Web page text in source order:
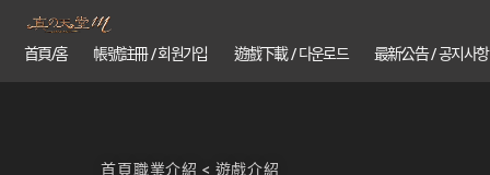
首頁/홈 帳號註冊 / 회원가입 遊戲下載 / 다운로드 最新公告 / 공지사항
首頁職業介紹 < 遊戲介紹